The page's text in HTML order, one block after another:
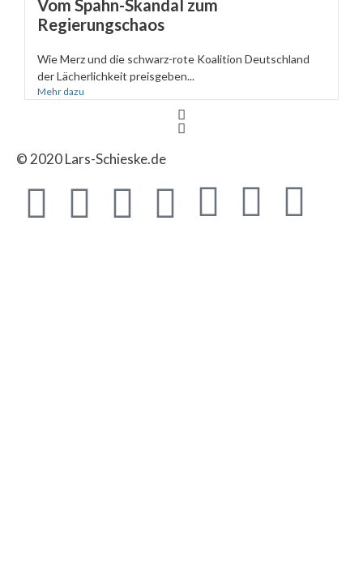
Vom Spahn-Skandal zum
Regierungschaos
Wie Merz und die schwarz-rote Koalition Deutschland
der Lächerlichkeit preisgeben...
Mehr dazu
© 2020 Lars-Schieske.de